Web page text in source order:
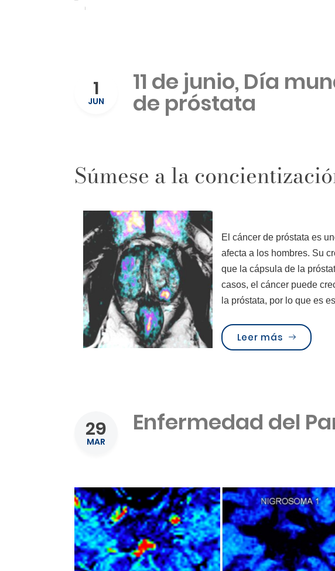
1
JUN
11 de junio, Día
de próstata
Súmese a la
El cáncer de próstata es
afecta a los hombres. Su
que la cápsula de la
casos, el cáncer puede
la próstata, por lo que es
Leer más“11 de
29
MAR
Enfermedad del